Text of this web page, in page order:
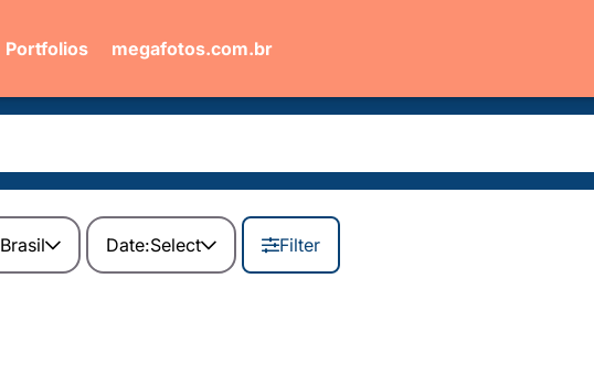
Portfolios megafotos.com.br
Brasil Date:Select Filter